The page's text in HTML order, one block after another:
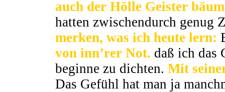
auch der Hölle Geister
hatten zwischendurch genug
merken, was ich heute lern:
von inn’rer Not. daß ich das
beginne zu dichten. Mit
Das Gefühl hat man ja